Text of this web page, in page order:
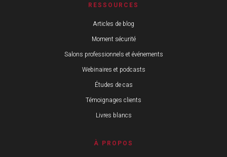
RESSOURCES
Articles de blog
Moment sécurité
Salons professionnels et événements
Webinaires et podcasts
Études de cas
Témoignages clients
Livres blancs
À PROPOS